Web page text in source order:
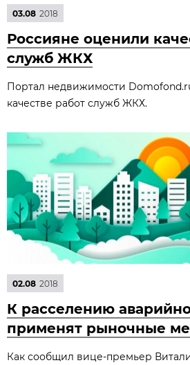
03.08 2018
Россияне оценили
служб ЖКХ
Портал недвижимости
качестве работ служб ЖКХ.
02.08 2018
К расселению
применят рыночные
Как сообщил вице-премьер